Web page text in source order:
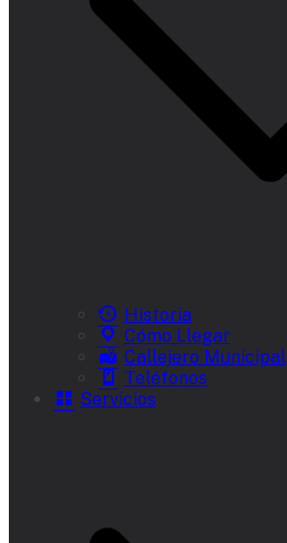
Historia
Cómo Llegar
Callejero Municipal
Teléfonos
Servicios